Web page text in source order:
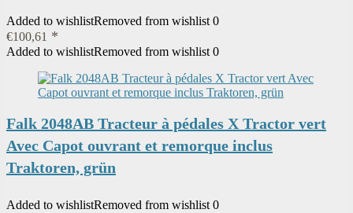
Added to wishlistRemoved from wishlist 0
€100,61
Added to wishlistRemoved from wishlist 0
Falk 2048AB Tracteur à pédales X Tractor vert
Avec Capot ouvrant et remorque inclus
Traktoren, grün
Added to wishlistRemoved from wishlist 0